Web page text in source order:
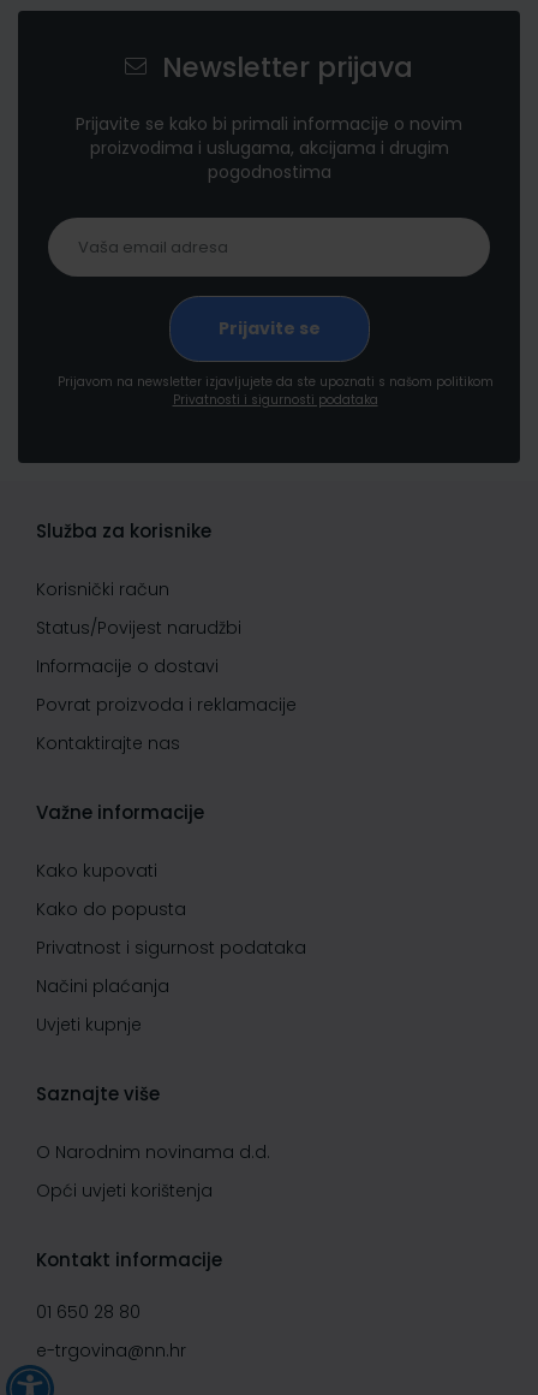
Newsletter prijava
Prijavite se kako bi primali informacije o novim
proizvodima i uslugama, akcijama i drugim
pogodnostima
Prijavom na newsletter izjavljujete da ste upoznati s našom politikom
Privatnosti i sigurnosti podataka
Služba za korisnike
Korisnički račun
Status/Povijest narudžbi
Informacije o dostavi
Povrat proizvoda i reklamacije
Kontaktirajte nas
Važne informacije
Kako kupovati
Kako do popusta
Privatnost i sigurnost podataka
Načini plaćanja
Uvjeti kupnje
Saznajte više
O Narodnim novinama d.d.
Opći uvjeti korištenja
Kontakt informacije
01 650 28 80
e-trgovina@nn.hr